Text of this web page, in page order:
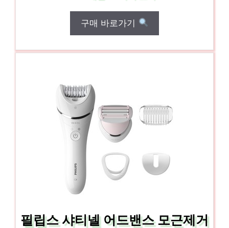
구매 바로가기
필립스 샤티넬 어드밴스 모근제거